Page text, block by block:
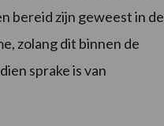
bereid zijn geweest in de
zolang dit binnen de
sprake is van